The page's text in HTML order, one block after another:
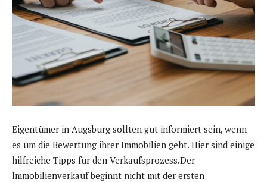
Eigentümer in Augsburg sollten gut informiert sein, wenn
es um die Bewertung ihrer Immobilien geht. Hier sind einige
hilfreiche Tipps für den Verkaufsprozess.Der
Immobilienverkauf beginnt nicht mit der ersten